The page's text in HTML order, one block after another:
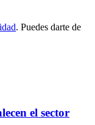
. Puedes darte de
el sector